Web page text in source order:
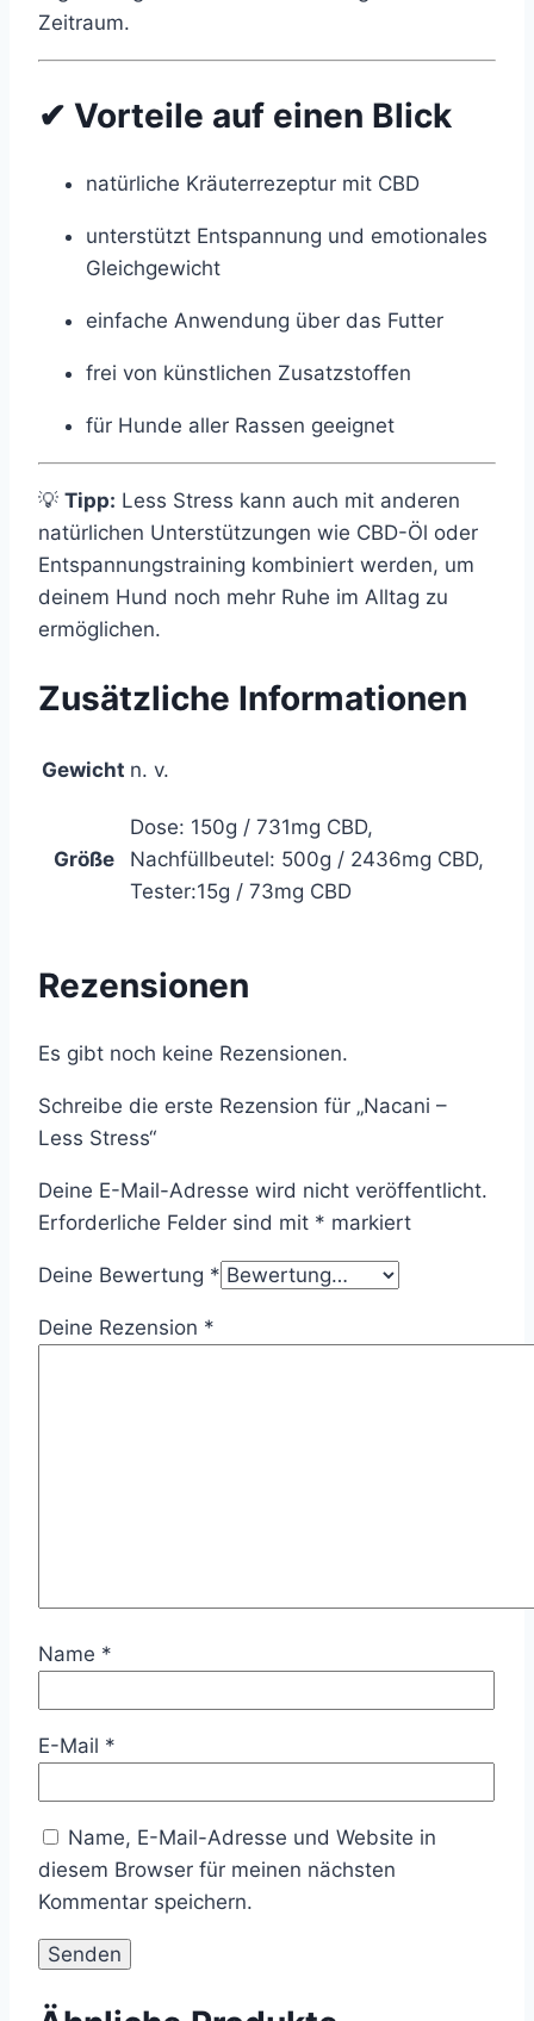
Zeitraum.
✔ Vorteile auf einen Blick
natürliche Kräuterrezeptur mit CBD
unterstützt Entspannung und emotionales
Gleichgewicht
einfache Anwendung über das Futter
frei von künstlichen Zusatzstoffen
für Hunde aller Rassen geeignet
💡 Tipp: Less Stress kann auch mit anderen
natürlichen Unterstützungen wie CBD-Öl oder
Entspannungstraining kombiniert werden, um
deinem Hund noch mehr Ruhe im Alltag zu
ermöglichen.
Zusätzliche Informationen
Gewicht n. v.
Größe
Dose: 150g / 731mg CBD,
Nachfüllbeutel: 500g / 2436mg CBD,
Tester:15g / 73mg CBD
Rezensionen
Es gibt noch keine Rezensionen.
Schreibe die erste Rezension für „Nacani –
Less Stress“
Deine E-Mail-Adresse wird nicht veröffentlicht.
Erforderliche Felder sind mit * markiert
Deine Bewertung *
Deine Rezension *
Name *
E-Mail *
Name, E-Mail-Adresse und Website in
diesem Browser für meinen nächsten
Kommentar speichern.